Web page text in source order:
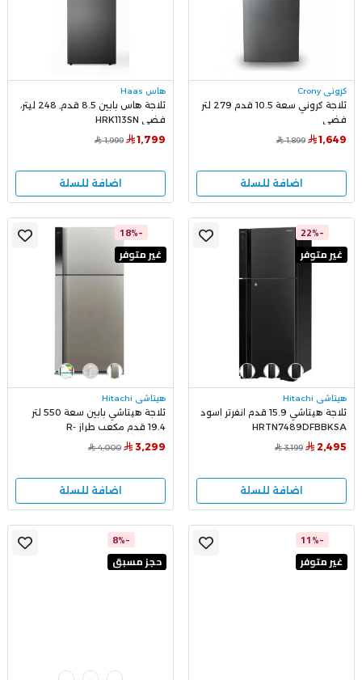
كروني Crony
ثلاجة كروني سعة 10.5 قدم 279 لتر
فضي
1,649
1,899
اضافة للسلة
هاس Haas
ثلاجة هاس بابين 8.5 قدم, 248 ليتر،
فضي HRK113SN
1,799
1,999
اضافة للسلة
-22%
غير متوفر
هيتاشي Hitachi
ثلاجة هيتاشي 15.9 قدم انفرتر اسود
HRTN7489DFBBKSA
2,495
3,199
اضافة للسلة
-18%
غير متوفر
هيتاشي Hitachi
ثلاجة هيتاشي بابين سعة 550 لتر
19.4 قدم مكعب طراز R-
V700PS7K-1 , فضي
3,299
4,000
اضافة للسلة
-11%
غير متوفر
-8%
حجز مسبق